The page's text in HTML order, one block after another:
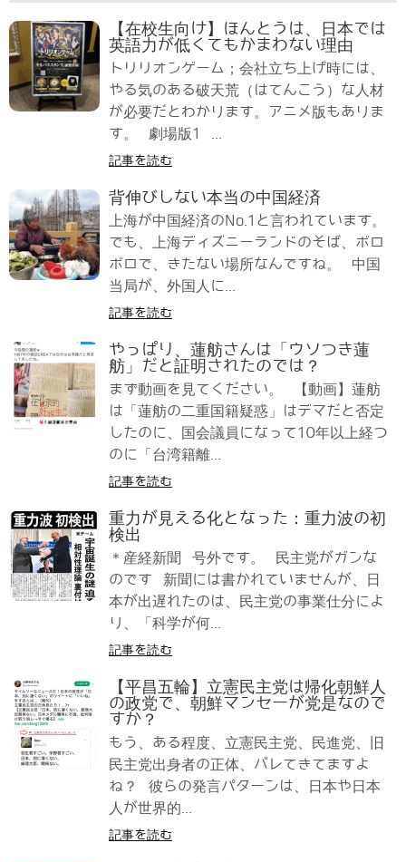
【在校生向け】ほんとうは、日本では
英語力が低くてもかまわない理由
トリリオンゲーム；会社立ち上げ時には、
やる気のある破天荒（はてんこう）な人材
が必要だとわかります。アニメ版もありま
す。 劇場版1 ...
記事を読む
背伸びしない本当の中国経済
上海が中国経済のNo.1と言われています。
でも、上海ディズニーランドのそば、ボロ
ボロで、きたない場所なんですね。 中国
当局が、外国人に...
記事を読む
やっぱり、蓮舫さんは「ウソつき蓮
舫」だと証明されたのでは？
まず動画を見てください。 【動画】蓮舫
は「蓮舫の二重国籍疑惑」はデマだと否定
したのに、国会議員になって10年以上経つ
のに「台湾籍離...
記事を読む
重力が見える化となった：重力波の初
検出
＊産経新聞 号外です。 民主党がガンな
のです 新聞には書かれていませんが、日
本が出遅れたのは、民主党の事業仕分によ
り、「科学が何...
記事を読む
【平昌五輪】立憲民主党は帰化朝鮮人
の政党で、朝鮮マンセーが党是なので
すか？
もう、ある程度、立憲民主党、民進党、旧
民主党出身者の正体、バレてきてますよ
ね？ 彼らの発言パターンは、日本や日本
人が世界的...
記事を読む